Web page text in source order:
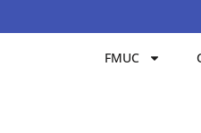
FMUC